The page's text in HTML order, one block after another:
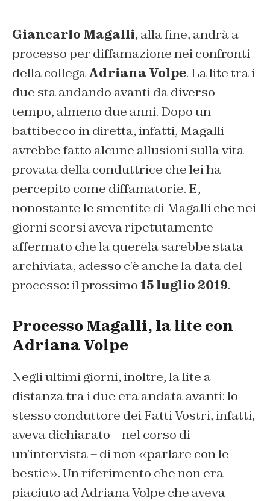
Giancarlo Magalli, alla fine, andrà a
processo per diffamazione nei confronti
della collegaAdriana Volpe. La lite tra i
due sta andando avanti da diverso
tempo, almeno due anni. Dopo un
battibecco in diretta, infatti, Magalli
avrebbe fatto alcune allusioni sulla vita
provata della conduttrice che lei ha
percepito come diffamatorie. E,
nonostante le smentite di Magalli che nei
giorni scorsi aveva ripetutamente
affermato che la querela sarebbe stata
archiviata, adesso c’è anche la data del
processo: il prossimo 15 luglio 2019.
Processo Magalli, la lite con
Adriana Volpe
Negli ultimi giorni, inoltre, la lite a
distanza tra i due era andata avanti: lo
stesso conduttore dei Fatti Vostri, infatti,
aveva dichiarato – nel corso di
un’intervista – di non «parlare con le
bestie». Un riferimento che non era
piaciuto ad Adriana Volpe che aveva